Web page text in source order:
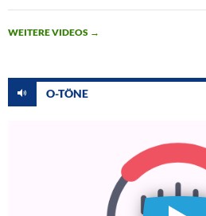
WEITERE VIDEOS →
O-TÖNE